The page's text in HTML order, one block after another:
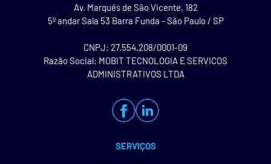
Av. Marquês de São Vicente, 182
5º andar Sala 53 Barra Funda - São Paulo / SP
CNPJ: 27.554.208/0001-09
Razão Social: MOBIT TECNOLOGIA E SERVICOS
ADMINISTRATIVOS LTDA
SERVIÇOS